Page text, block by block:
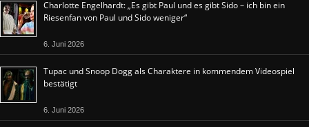
Charlotte Engelhardt: „Es gibt Paul und es gibt Sido – ich bin ein
Riesenfan von Paul und Sido weniger“
6. Juni 2026
Tupac und Snoop Dogg als Charaktere in kommendem Videospiel
bestätigt
6. Juni 2026